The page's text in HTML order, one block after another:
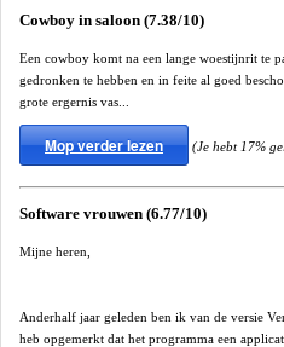
Cowboy in saloon (7.38/10)
Een cowboy komt na een lange woestijnrit te
gedronken te hebben en in feite al goed
grote ergernis vas...
Mop verder lezen (Je hebt 17%
Software vrouwen (6.77/10)
Mijne heren,
Anderhalf jaar geleden ben ik van de versie
heb opgemerkt dat het programma een